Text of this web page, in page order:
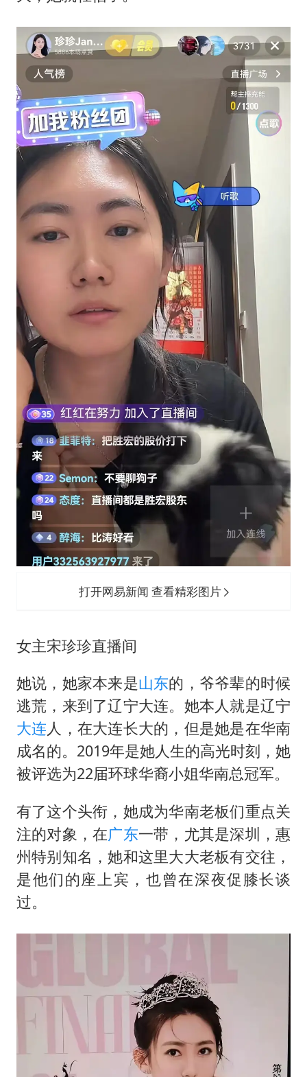
打开网易新闻 查看精彩图片
女主宋珍珍直播间
她说，她家本来是山东的，爷爷辈的时候
逃荒，来到了辽宁大连。她本人就是辽宁
大连人，在大连长大的，但是她是在华南
成名的。2019年是她人生的高光时刻，她
被评选为22届环球华裔小姐华南总冠军。
有了这个头衔，她成为华南老板们重点关
注的对象，在广东一带，尤其是深圳，惠
州特别知名，她和这里大大老板有交往，
是他们的座上宾，也曾在深夜促膝长谈
过。